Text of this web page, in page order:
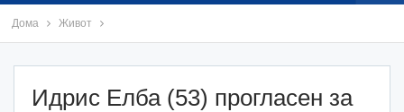
Дома Живот
Идрис Елба (53) прогласен за